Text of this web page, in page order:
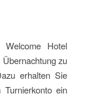
Hotel
zu
erhalten Sie
ein